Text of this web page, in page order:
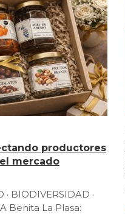
productores
mercado
· BIODIVERSIDAD ·
Benita La Plasa: